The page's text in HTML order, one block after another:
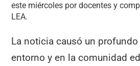
este miércoles por docentes y
LEA.
La noticia causó un
entorno y en la comunidad